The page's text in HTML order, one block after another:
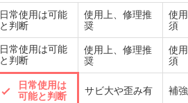
日常使用は可能
と判断
使用上、修理推
奨
使
須
日常使用は可能
と判断
使用上、修理推
奨
使
須
日常使用は
可能と判断
サビ大や歪み有 補